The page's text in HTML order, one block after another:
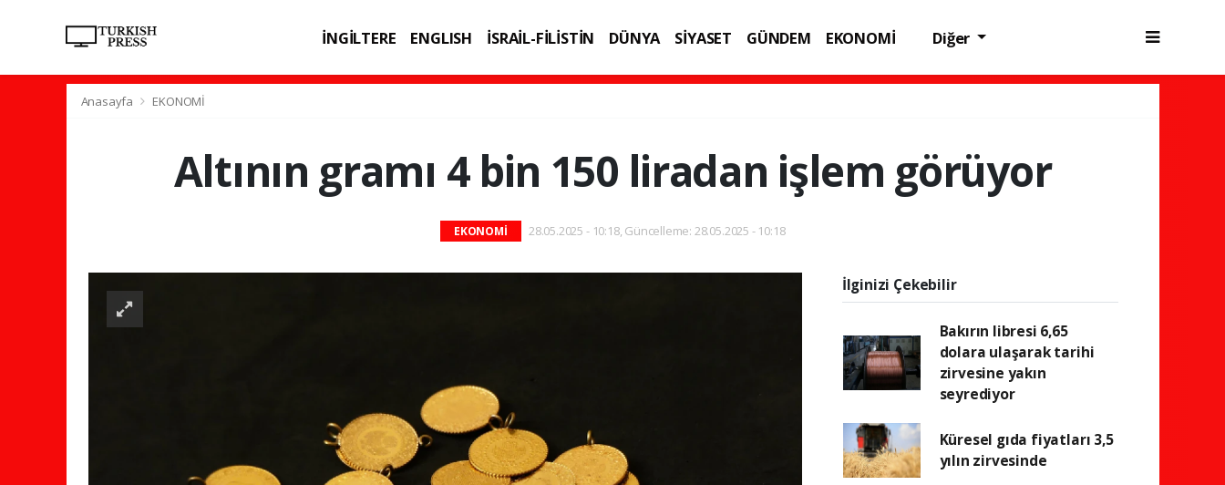
İNGİLTERE ENGLISH İSRAİL-FİLİSTİN DÜNYA SİYASET GÜNDEM
EKONOMİ
Diğer
Anasayfa EKONOMİ
Altının gramı 4 bin 150 liradan işlem görüyor
EKONOMİ 28.05.2025 - 10:18, Güncelleme: 28.05.2025 - 10:18
İlginizi Çekebilir
Bakırın libresi 6,65
dolara ulaşarak tarihi
zirvesine yakın
seyrediyor
Küresel gıda fiyatları 3,5
yılın zirvesinde